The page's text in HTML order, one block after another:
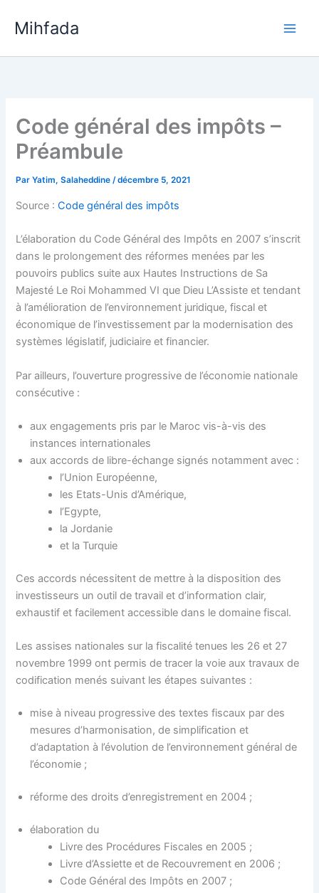
Mihfada
Code général des impôts –
Préambule
ParYatim, Salaheddine/décembre 5, 2021
Source :Code général des impôts
L’élaboration du Code Général des Impôts en 2007 s’inscrit
dans le prolongement des réformes menées par les
pouvoirs publics suite aux Hautes Instructions de Sa
Majesté Le Roi Mohammed VI que Dieu L’Assiste et tendant
à l’amélioration de l’environnement juridique, fiscal et
économique de l’investissement par la modernisation des
systèmes législatif, judiciaire et financier.
Par ailleurs, l’ouverture progressive de l’économie nationale
consécutive :
aux engagements pris par le Maroc vis-à-vis des
instances internationales
aux accords de libre-échange signés notamment avec :
l’Union Européenne,
les Etats-Unis d’Amérique,
l’Egypte,
la Jordanie
et la Turquie
Ces accords nécessitent de mettre à la disposition des
investisseurs un outil de travail et d’information clair,
exhaustif et facilement accessible dans le domaine fiscal.
Les assises nationales sur la fiscalité tenues les 26 et 27
novembre 1999 ont permis de tracer la voie aux travaux de
codification menés suivant les étapes suivantes :
mise à niveau progressive des textes fiscaux par des
mesures d’harmonisation, de simplification et
d’adaptation à l’évolution de l’environnement général de
l’économie ;
réforme des droits d’enregistrement en 2004 ;
élaboration du
Livre des Procédures Fiscales en 2005 ;
Livre d’Assiette et de Recouvrement en 2006 ;
Code Général des Impôts en 2007 ;